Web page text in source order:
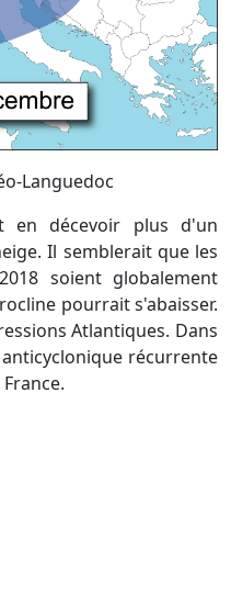
Languedoc
Il semblerait que les
soient globalement
pourrait s'abaisser.
Atlantiques. Dans
récurrente